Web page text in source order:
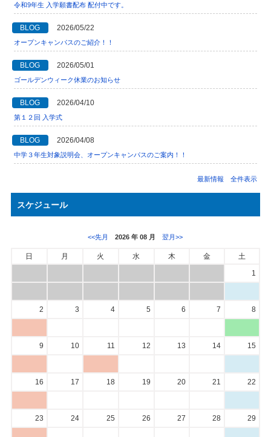
令和9年生 入学願書配布 配付中です。
BLOG 2026/05/22
オープンキャンパスのご紹介！！
BLOG 2026/05/01
ゴールデンウィーク休業のお知らせ
BLOG 2026/04/10
第１２回 入学式
BLOG 2026/04/08
中学３年生対象説明会、オープンキャンパスのご案内！！
最新情報 全件表示
スケジュール
<<先月 2026 年 08 月 翌月>>
日 月 火 水 木 金
土
1
2 3 4 5 6 7 8
9 10 11 12 13 14 15
16 17 18 19 20 21 22
23 24 25 26 27 28 29